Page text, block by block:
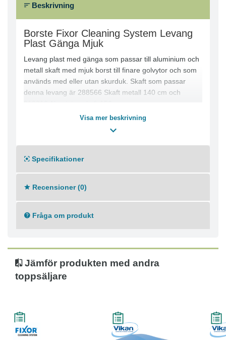
Beskrivning
Borste Fixor Cleaning System Levang
Plast Gänga Mjuk
Levang plast med gänga som passar till aluminium och
metall skaft med mjuk borst till finare golvytor och som
används med eller utan skurduk. Skaft som passar
denna levang är 288566 Skaft metall 140 cm och
Visa mer beskrivning
Specifikationer
Recensioner (0)
Fråga om produkt
Jämför produkten med andra
toppsäljare